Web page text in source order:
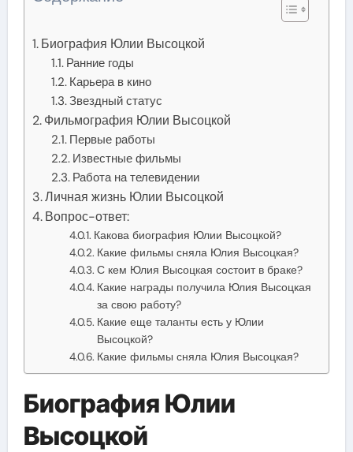
Биография Юлии Высоцкой
Ранние годы
Карьера в кино
Звездный статус
Фильмография Юлии Высоцкой
Первые работы
Известные фильмы
Работа на телевидении
Личная жизнь Юлии Высоцкой
Вопрос-ответ:
Какова биография Юлии Высоцкой?
Какие фильмы сняла Юлия Высоцкая?
С кем Юлия Высоцкая состоит в браке?
Какие награды получила Юлия Высоцкая
за свою работу?
Какие еще таланты есть у Юлии
Высоцкой?
Какие фильмы сняла Юлия Высоцкая?
Биография Юлии
Высоцкой